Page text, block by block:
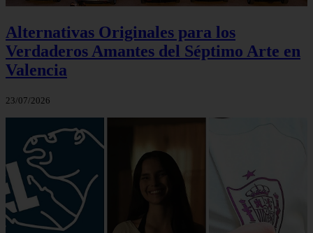
Alternativas Originales para los
Verdaderos Amantes del Séptimo Arte en
Valencia
23/07/2026